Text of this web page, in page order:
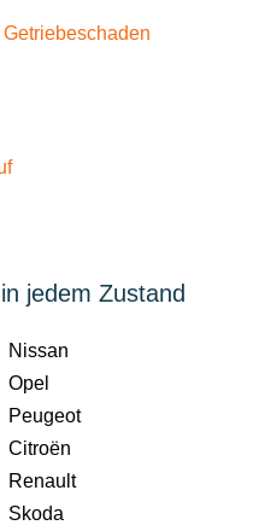
jedem Zustand
Nissan
Opel
Peugeot
Citroën
Renault
Skoda